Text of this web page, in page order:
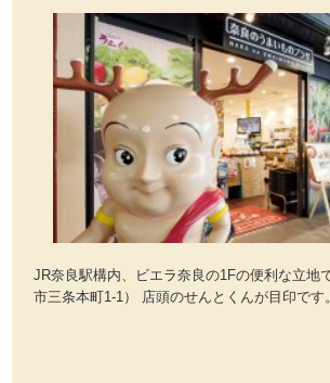
JR奈良駅構内、ビエラ奈良の1Fの便利な立地
市三条本町1-1） 店頭のせんとくんが目印です。